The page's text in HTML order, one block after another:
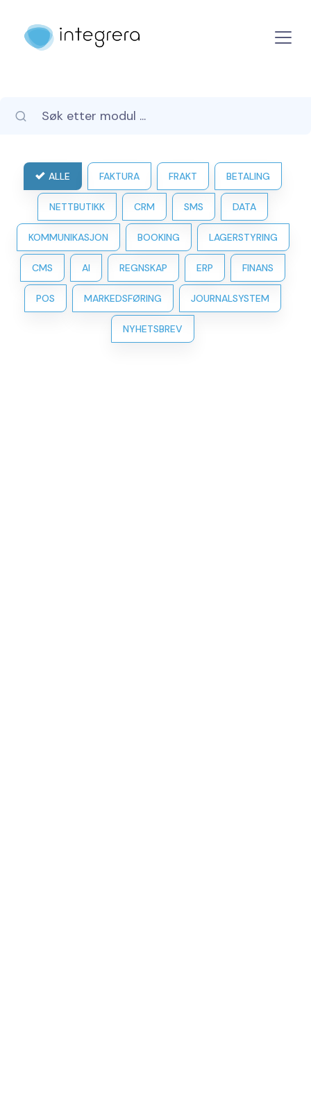
ALLE FAKTURA FRAKT BETALING
NETTBUTIKK CRM SMS DATA
KOMMUNIKASJON BOOKING LAGERSTYRING
CMS AI REGNSKAP ERP FINANS
POS MARKEDSFØRING JOURNALSYSTEM
NYHETSBREV